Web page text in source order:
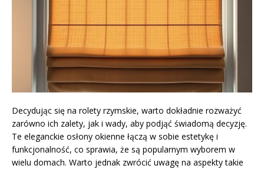
Decydując się na rolety rzymskie, warto dokładnie rozważyć
zarówno ich zalety, jak i wady, aby podjąć świadomą decyzję.
Te eleganckie osłony okienne łączą w sobie estetykę i
funkcjonalność, co sprawia, że są popularnym wyborem w
wielu domach. Warto jednak zwrócić uwagę na aspekty takie